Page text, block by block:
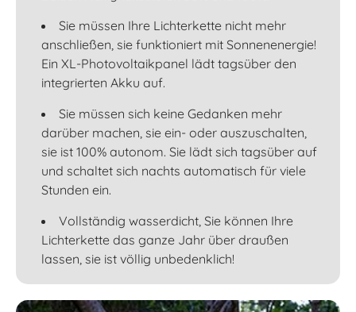
Sie müssen Ihre Lichterkette nicht mehr
anschließen, sie funktioniert mit Sonnenenergie!
Ein XL-Photovoltaikpanel lädt tagsüber den
integrierten Akku auf.
Sie müssen sich keine Gedanken mehr
darüber machen, sie ein- oder auszuschalten,
sie ist 100% autonom. Sie lädt sich tagsüber auf
und schaltet sich nachts automatisch für viele
Stunden ein.
Vollständig wasserdicht, Sie können Ihre
Lichterkette das ganze Jahr über draußen
lassen, sie ist völlig unbedenklich!